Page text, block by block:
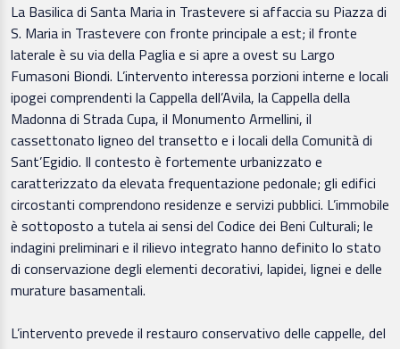
La Basilica di Santa Maria in Trastevere si affaccia su Piazza di
S. Maria in Trastevere con fronte principale a est; il fronte
laterale è su via della Paglia e si apre a ovest su Largo
Fumasoni Biondi. L’intervento interessa porzioni interne e locali
ipogei comprendenti la Cappella dell’Avila, la Cappella della
Madonna di Strada Cupa, il Monumento Armellini, il
cassettonato ligneo del transetto e i locali della Comunità di
Sant’Egidio. Il contesto è fortemente urbanizzato e
caratterizzato da elevata frequentazione pedonale; gli edifici
circostanti comprendono residenze e servizi pubblici. L’immobile
è sottoposto a tutela ai sensi del Codice dei Beni Culturali; le
indagini preliminari e il rilievo integrato hanno definito lo stato
di conservazione degli elementi decorativi, lapidei, lignei e delle
murature basamentali.
L’intervento prevede il restauro conservativo delle cappelle, del